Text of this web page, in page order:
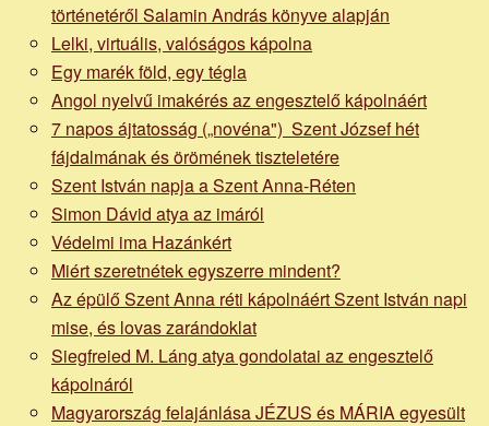
történetéről Salamin András könyve alapján
Lelki, virtuális, valóságos kápolna
Egy marék föld, egy tégla
Angol nyelvű imakérés az engesztelő kápolnáért
7 napos ájtatosság („novéna") Szent József hét
fájdalmának és örömének tiszteletére
Szent István napja a Szent Anna-Réten
Simon Dávid atya az imáról
Védelmi ima Hazánkért
Miért szeretnétek egyszerre mindent?
Az épülő Szent Anna réti kápolnáért Szent István napi
mise, és lovas zarándoklat
Siegfreied M. Láng atya gondolatai az engesztelő
kápolnáról
Magyarország felajánlása JÉZUS és MÁRIA egyesült